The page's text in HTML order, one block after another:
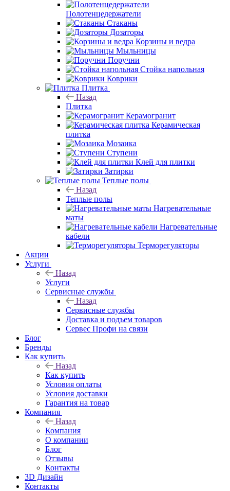
Полотенцедержатели
Стаканы
Дозаторы
Корзины и ведра
Мыльницы
Поручни
Стойка напольная
Коврики
Плитка
Назад
Плитка
Керамогранит
Керамическая
плитка
Мозаика
Ступени
Клей для плитки
Затирки
Теплые полы
Назад
Теплые полы
Нагревательные
маты
Нагревательные
кабели
Терморегуляторы
Акции
Услуги
Назад
Услуги
Сервисные службы
Назад
Сервисные службы
Доставка и подъем товаров
Сервес Профи на связи
Блог
Бренды
Как купить
Назад
Как купить
Условия оплаты
Условия доставки
Гарантия на товар
Компания
Назад
Компания
О компании
Блог
Отзывы
Контакты
3D Дизайн
Контакты